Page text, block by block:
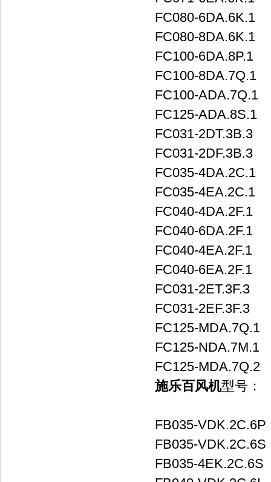
FC080-6DA.6K.1
FC080-8DA.6K.1
FC100-6DA.8P.1
FC100-8DA.7Q.1
FC100-ADA.7Q.1
FC125-ADA.8S.1
FC031-2DT.3B.3
FC031-2DF.3B.3
FC035-4DA.2C.1
FC035-4EA.2C.1
FC040-4DA.2F.1
FC040-6DA.2F.1
FC040-4EA.2F.1
FC040-6EA.2F.1
FC031-2ET.3F.3
FC031-2EF.3F.3
FC125-MDA.7Q.1
FC125-NDA.7M.1
FC125-MDA.7Q.2
施乐百风机型号：
FB035-VDK.2C.6P
FB035-VDK.2C.6S
FB035-4EK.2C.6S